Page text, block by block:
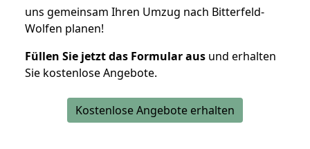
uns gemeinsam Ihren Umzug nach Bitterfeld-
Wolfen planen!
Füllen Sie jetzt das Formular aus und erhalten
Sie kostenlose Angebote.
Kostenlose Angebote erhalten